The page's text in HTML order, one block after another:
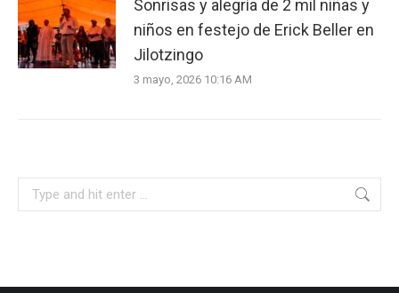
Sonrisas y alegría de 2 mil niñas y
niños en festejo de Erick Beller en
Jilotzingo
3 mayo, 2026 10:16 AM